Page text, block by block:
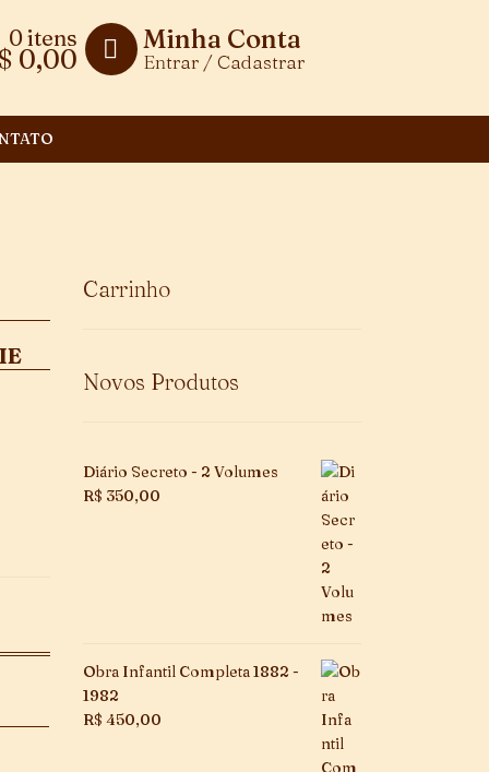
0 itens
0,00
Minha Conta
Entrar / Cadastrar
Carrinho
Novos Produtos
Diário Secreto - 2 Volumes
R$ 350,00
Obra Infantil Completa 1882 -
1982
R$ 450,00